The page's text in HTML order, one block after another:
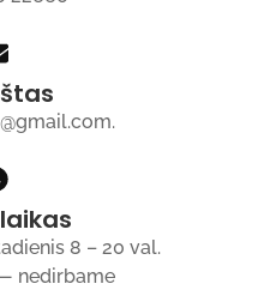
8 – 20 val.
nedirbame